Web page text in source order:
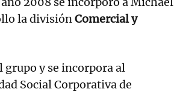
la divisiónComercial y
grupo y se incorpora al
Social Corporativa de